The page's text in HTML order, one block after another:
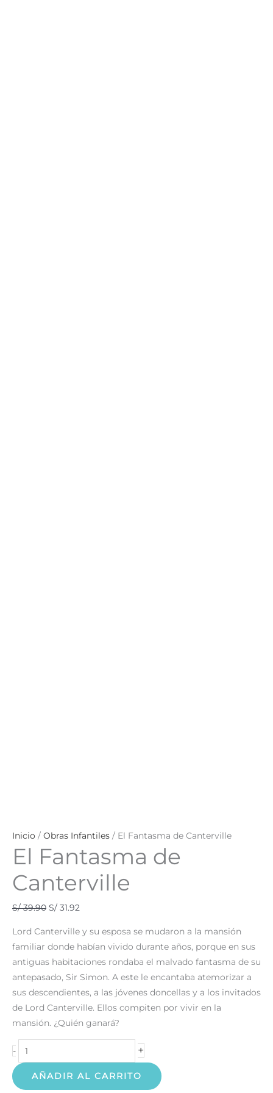
Inicio / Obras Infantiles / El Fantasma de Canterville
El Fantasma de
Canterville
S/39.90 S/ 31.92
Lord Canterville y su esposa se mudaron a la mansión
familiar donde habían vivido durante años, porque en sus
antiguas habitaciones rondaba el malvado fantasma de su
antepasado, Sir Simon. A este le encantaba atemorizar a
sus descendientes, a las jóvenes doncellas y a los invitados
de Lord Canterville. Ellos compiten por vivir en la
mansión. ¿Quién ganará?
- +
AÑADIR AL CARRITO